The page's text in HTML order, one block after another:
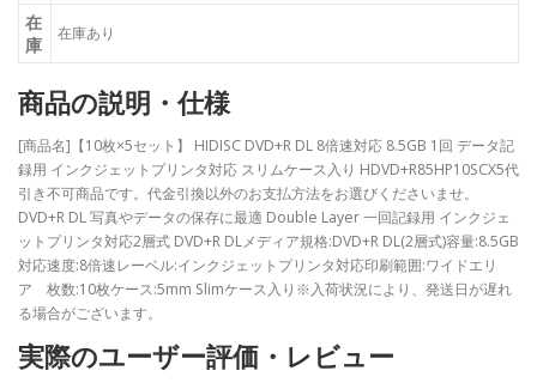
在
庫
在庫あり
商品の説明・仕様
[商品名]【10枚×5セット】 HIDISC DVD+R DL 8倍速対応 8.5GB 1回 データ記
録用 インクジェットプリンタ対応 スリムケース入り HDVD+R85HP10SCX5代
引き不可商品です。代金引換以外のお支払方法をお選びくださいませ。
DVD+R DL 写真やデータの保存に最適 Double Layer 一回記録用 インクジェ
ットプリンタ対応2層式 DVD+R DLメディア規格:DVD+R DL(2層式)容量:8.5GB
対応速度:8倍速レーベル:インクジェットプリンタ対応印刷範囲:ワイドエリ
ア 枚数:10枚ケース:5mm Slimケース入り※入荷状況により、発送日が遅れ
る場合がございます。
実際のユーザー評価・レビュー